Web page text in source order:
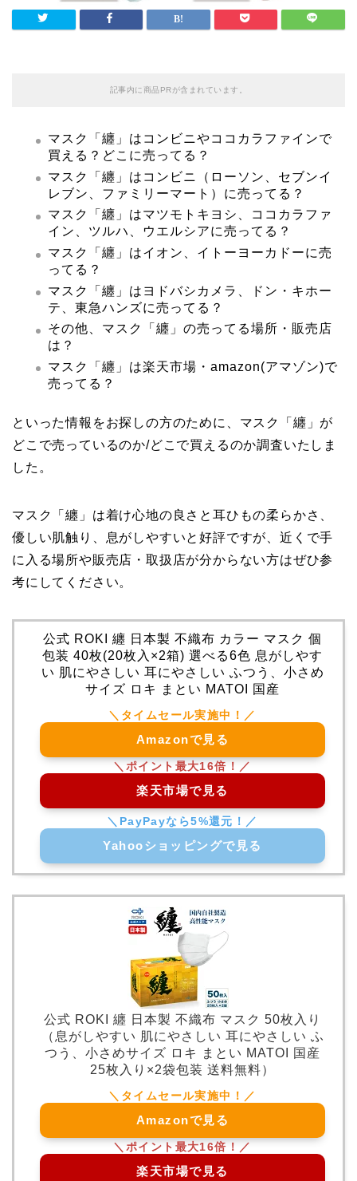
記事内に商品PRが含まれています。
マスク「纏」はコンビニやココカラファインで
買える？どこに売ってる？
マスク「纏」はコンビニ（ローソン、セブンイ
レブン、ファミリーマート）に売ってる？
マスク「纏」はマツモトキヨシ、ココカラファ
イン、ツルハ、ウエルシアに売ってる？
マスク「纏」はイオン、イトーヨーカドーに売
ってる？
マスク「纏」はヨドバシカメラ、ドン・キホー
テ、東急ハンズに売ってる？
その他、マスク「纏」の売ってる場所・販売店
は？
マスク「纏」は楽天市場・amazon(アマゾン)で
売ってる？
といった情報をお探しの方のために、マスク「纏」が
どこで売っているのか/どこで買えるのか調査いたしま
した。
マスク「纏」は着け心地の良さと耳ひもの柔らかさ、
優しい肌触り、息がしやすいと好評ですが、近くで手
に入る場所や販売店・取扱店が分からない方はぜひ参
考にしてください。
公式 ROKI 纏 日本製 不織布 カラー マスク 個
包装 40枚(20枚入×2箱) 選べる6色 息がしやす
い 肌にやさしい 耳にやさしい ふつう、小さめ
サイズ ロキ まとい MATOI 国産
Amazonで見る
楽天市場で見る
Yahooショッピングで見る
公式 ROKI 纏 日本製 不織布 マスク 50枚入り
（息がしやすい 肌にやさしい 耳にやさしい ふ
つう、小さめサイズ ロキ まとい MATOI 国産
25枚入り×2袋包装 送料無料）
Amazonで見る
楽天市場で見る